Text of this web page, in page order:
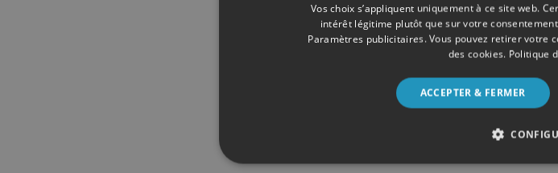
Vos choix s’appliquent uniquement à ce site web.
intérêt légitime plutôt que sur votre
Paramètres publicitaires. Vous pouvez retirer votre
des cookies. Politique
ACCEPTER & FERMER